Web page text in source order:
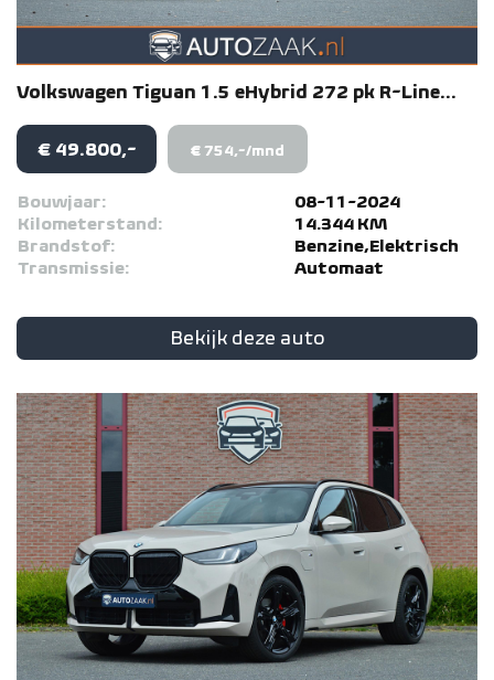
Volkswagen Tiguan 1.5 eHybrid 272 pk R-Line...
€ 49.800,- € 754,-/mnd
Bouwjaar:
08-11-2024
Kilometerstand:
14.344 KM
Brandstof:
Benzine,Elektrisch
Transmissie:
Automaat
Bekijk deze auto